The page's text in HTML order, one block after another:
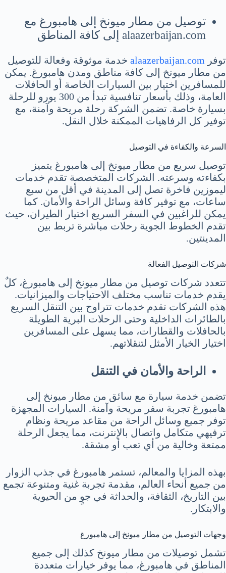
توصيل من مطار ميونخ إلى هامبورغ مع
alaazerbaijan.com إلى كافة المناطق
توفر alaazerbaijan.com خدمة موثوقة وفعالة للتوصيل
من مطار ميونخ إلى كافة مناطق ومدن هامبورغ. يمكن
للمسافرين اختيار بين السيارات الخاصة أو الحافلات
العامة، وذلك بأسعار تنافسية تبدأ من 300 يورو للرحلة
بسيارة خاصة. تضمن الشركة رحلة مريحة وآمنة، مع
توفير كل الرفاهيات الممكنة خلال النقل.
السرعة والكفاءة في التوصيل
توصيل سريع من مطار ميونخ إلى هامبورغ يتميز
بكفاءته وسرعته. الشركات المتخصصة تقدم خدمات
ليموزين فاخرة تصل إلى المدينة في أقل من سبع
ساعات، مع توفير كافة وسائل الراحة والأمان. كما
يمكن للراغبين في السفر السريع اختيار الطيران، حيث
تقدم الخطوط الجوية رحلات مباشرة تربط بين
المدينتين.
شركات التوصيل الفعالة
تتعدد شركات توصيل من مطار ميونخ إلى هامبورغ، كلٌ
يقدم خدمات تناسب مختلف الاحتياجات والميزانيات.
هذه الشركات تقدم خدمات تتراوح بين التنقل السريع
بالطائرات الداخلية وحتى الرحلات البرية الطويلة
بالحافلات والقطارات، مما يسهل على المسافرين
اختيار الخيار الأمثل لتنقلاتهم.
الراحة والأمان في التنقل
تضمن خدمة سيارة مع سائق من مطار ميونخ إلى
هامبورغ تجربة سفر مريحة وآمنة. السيارات المجهزة
توفر جميع وسائل الراحة من مقاعد مريحة ونظام
ترفيهي متكامل واتصال بالإنترنت، مما يجعل الرحلة
ممتعة وخالية من أي تعب أو مشقة.
بهذه المزايا والمعالم، تستمر هامبورغ في جذب الزوار
من جميع أنحاء العالم، مقدمة تجربة غنية ومتنوعة تجمع
بين التاريخ، الثقافة، والحداثة في جوٍ من الحيوية
والابتكار.
وجهات التوصيل من مطار ميونخ إلى هامبورغ
تشمل توصيلات من مطار ميونخ كذلك إلى جميع
المناطق في هامبورغ، مما يوفر خيارات متعددة